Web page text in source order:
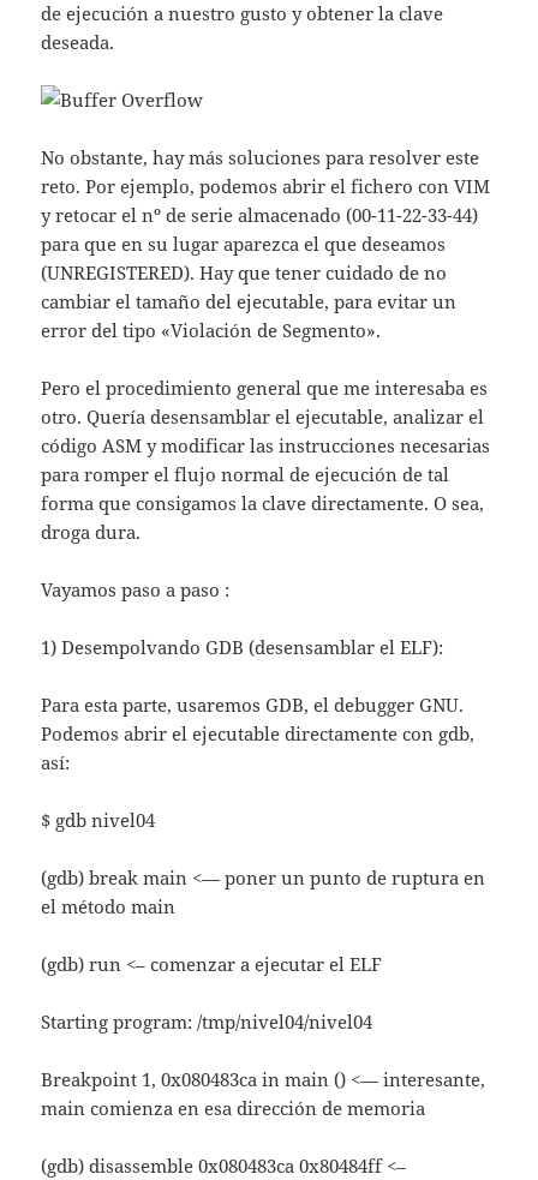
de ejecución a nuestro gusto y obtener la clave
deseada.
No obstante, hay más soluciones para resolver este
reto. Por ejemplo, podemos abrir el fichero con VIM
y retocar el nº de serie almacenado (00-11-22-33-44)
para que en su lugar aparezca el que deseamos
(UNREGISTERED). Hay que tener cuidado de no
cambiar el tamaño del ejecutable, para evitar un
error del tipo «Violación de Segmento».
Pero el procedimiento general que me interesaba es
otro. Quería desensamblar el ejecutable, analizar el
código ASM y modificar las instrucciones necesarias
para romper el flujo normal de ejecución de tal
forma que consigamos la clave directamente. O sea,
droga dura.
Vayamos paso a paso :
1) Desempolvando GDB (desensamblar el ELF):
Para esta parte, usaremos GDB, el debugger GNU.
Podemos abrir el ejecutable directamente con gdb,
así:
$ gdb nivel04
(gdb) break main <— poner un punto de ruptura en
el método main
(gdb) run <– comenzar a ejecutar el ELF
Starting program: /tmp/nivel04/nivel04
Breakpoint 1, 0x080483ca in main () <— interesante,
main comienza en esa dirección de memoria
(gdb) disassemble 0x080483ca 0x80484ff <–